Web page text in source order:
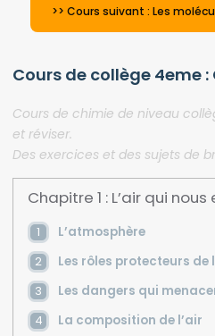
>> Cours suivant : Les
Cours de collège 4eme :
Cours de chimie de niveau
et réviser.
Des exercices et des sujets de
Chapitre 1 : L’air qui
L’atmosphère
Les rôles protecteurs
Les dangers qui
La composition de l’air